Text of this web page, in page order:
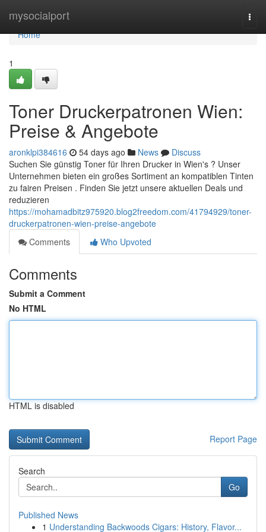
mysocialport
Home
Home
1
Toner Druckerpatronen Wien:
Preise & Angebote
aronklpi384616 54 days ago News
Discuss
Suchen Sie günstig Toner für Ihren Drucker in Wien's ? Unser
Unternehmen bieten ein großes Sortiment an kompatiblen Tinten
zu fairen Preisen . Finden Sie jetzt unsere aktuellen Deals und
reduzieren
https://mohamadbitz975920.blog2freedom.com/41794929/toner-
druckerpatronen-wien-preise-angebote
Comments
Who Upvoted
Comments
Submit a Comment
No HTML
HTML is disabled
Report Page
Search
Go
Published News
1 Understanding Backwoods Cigars: History, Flavor...